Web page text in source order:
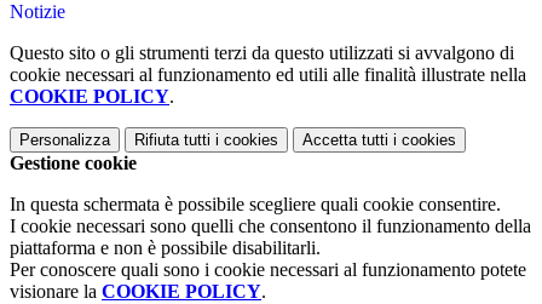
Notizie
Questo sito o gli strumenti terzi da questo utilizzati si avvalgono di
cookie necessari al funzionamento ed utili alle finalità illustrate nella
COOKIE POLICY.
Personalizza Rifiuta tutti i cookies Accetta tutti i cookies
Gestione cookie
In questa schermata è possibile scegliere quali cookie consentire.
I cookie necessari sono quelli che consentono il funzionamento della
piattaforma e non è possibile disabilitarli.
Per conoscere quali sono i cookie necessari al funzionamento potete
visionare la COOKIE POLICY.